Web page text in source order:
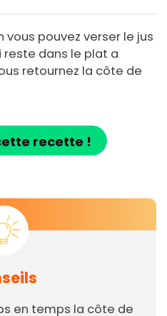
vous pouvez verser le jus
dans le plat a
retournez la côte de
recette !
en temps la côte de